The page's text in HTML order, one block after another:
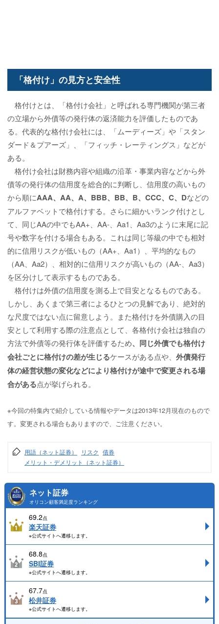
「格付け」の見方と安全性
格付けとは、「格付け会社」と呼ばれる専門機関が第三者
の立場から外債等の発行体の返済能力を評価したものであ
る。代表的な格付け会社には、「ムーディーズ」や「スタン
ダード＆プアーズ」、「フィッチ・レーティングス」などが
ある。
格付け会社は財務内容や組織の沿革・事業内容などから外
債等の発行体の信用度を総合的に判断し、信用度の高いもの
から順にAAA、AA、A、BBB、BB、B、CCC、C、Dなどの
アルファベットで格付けする。さらに細かいランク付けとし
て、同じAAの中でもAA+、AA-、Aa1、Aa3のように末尾に記
号や数字を付ける場合もある。これは同じ等級の中でも相対
的に信用リスクが低いもの（AA+、Aa1）、平均的なもの
（AA、Aa2）、相対的に信用リスクが高いもの（AA-、Aa3）
を区分けして表示するものである。
格付けは外債の信用度を測る上で目安となるものである。
しかし、あくまで第三者によるひとつの見解であり、絶対的
な尺度ではない点に留意しよう。また格付けを外債購入の目
安として利用する際の注意点として、各格付け会社は独自の
方法で外債等の発行体を評価するため、同じ外債でも格付け
会社ごとに格付けの差が生じるケースがある点や、 外債発行
体の経営状態の変化などにより格付けが途中で変更される場
合がある点が挙げられる。
※今回の特集内で紹介している情報やデータは2013年12月現在のもので
す。変更される場合もありますので、ご注意ください。
用語（ネット証券） リスク 債券
メリット・デメリット（ネット証券）
ネット証券
オリコン顧客満足度ランキング
69.2点
楽天証券
※公式サイトへ遷移します。
68.8点
SBI証券
※公式サイトへ遷移します。
67.7点
松井証券
※公式サイトへ遷移します。